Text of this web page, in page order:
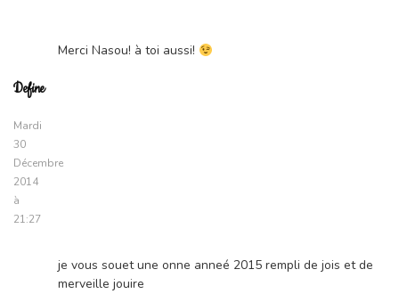
Define
Mardi
30
Décembre
2014
à
21:27
Merci Nasou! à toi aussi!
je vous souet une onne anneé 2015 rempli de jois et de
merveille jouire